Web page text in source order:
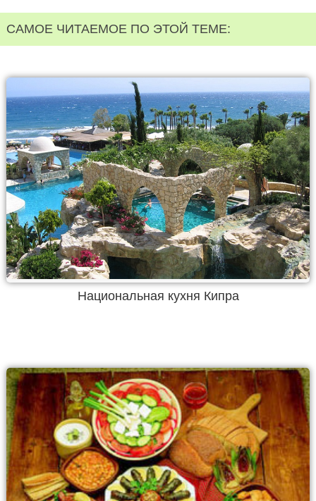
САМОЕ ЧИТАЕМОЕ ПО ЭТОЙ ТЕМЕ:
Национальная кухня Кипра